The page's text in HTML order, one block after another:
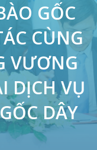
GỐC
CÙNG
VƯƠNG
DỊCH VỤ
DÂY